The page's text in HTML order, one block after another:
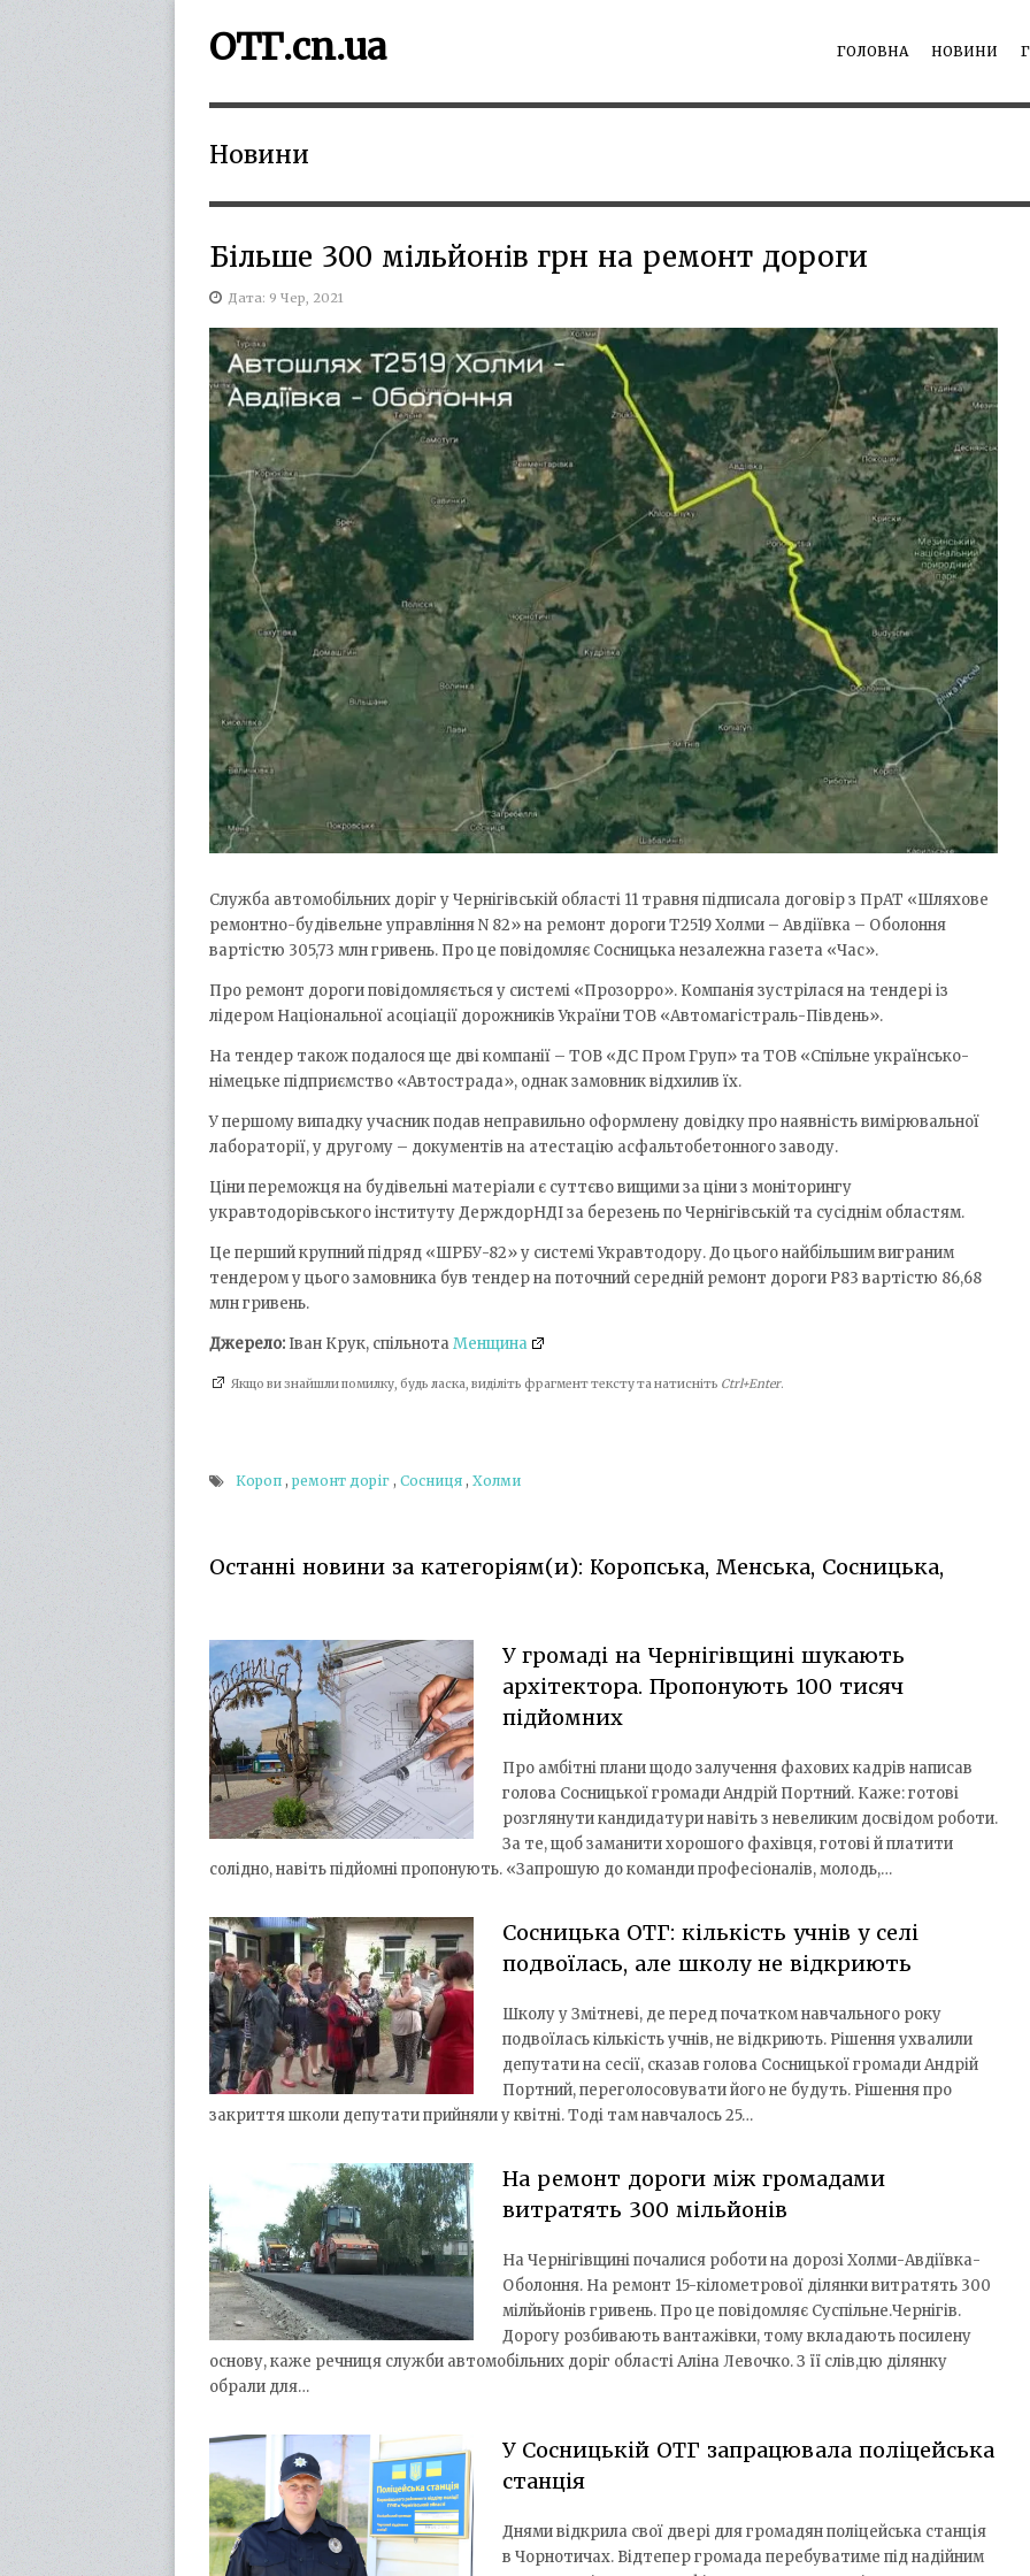
ГОЛОВНА НОВИНИ
ОТГ.cn.ua
Новини
Більше 300 мільйонів грн на ремонт дороги
Дата: 9 Чер, 2021
Служба автомобільних доріг у Чернігівській області 11 травня підписала договір з ПрАТ «Шляхове
ремонтно-­будівельне управління N 82» на ремонт дороги Т­25­19 Холми – ­Авдіївка – ­Оболоння
вартістю 305,73 млн гривень. Про це повідомляє Сосницька незалежна газета «Час».
Про ремонт дороги повідомляється у системі «Прозорро». Компанія зустрілася на тендері із
лідером Національної асоціації дорожників України ТОВ «Автомагістраль-Південь».
На тендер також подалося ще дві компанії – ТОВ «ДС Пром Груп» та ТОВ «Спільне українсько­
німецьке підприємство «Автострада», однак замовник відхилив їх.
У першому випадку учасник подав неправильно оформлену довідку про наявність вимірювальної
лабораторії, у другому – документів на атестацію асфальтобетонного заводу.
Ціни переможця на будівельні матеріали є суттєво вищими за ціни з моніторингу
укравтодорівського інституту ДерждорНДІ за березень по Чернігівській та сусіднім областям.
Це перший крупний підряд «ШРБУ-82» у системі Укравтодору. До цього найбільшим виграним
тендером у цього замовника був тендер на поточний середній ремонт дороги Р­83 вартістю 86,68
млн гривень.
Джерело:Іван Крук, спільнотаМенщина
Якщо ви знайшли помилку, будь ласка, виділіть фрагмент тексту та натисніть Ctrl+Enter.
Короп , ремонт доріг , Сосниця , Холми
Останні новини за категоріям(и): Коропська, Менська, Сосницька,
У громаді на Чернігівщині шукають
архітектора. Пропонують 100 тисяч
підйомних
Про амбітні плани щодо залучення фахових кадрів написав
голова Сосницької громади Андрій Портний. Каже: готові
розглянути кандидатури навіть з невеликим досвідом роботи.
За те, щоб заманити хорошого фахівця, готові й платити
солідно, навіть підйомні пропонують. «Запрошую до команди професіоналів, молодь,…
Сосницька ОТГ: кількість учнів у селі
подвоїлась, але школу не відкриють
Школу у Змітневі, де перед початком навчального року
подвоїлась кількість учнів, не відкриють. Рішення ухвалили
депутати на сесії, сказав голова Сосницької громади Андрій
Портний, переголосовувати його не будуть. Рішення про
закриття школи депутати прийняли у квітні. Тоді там навчалось 25…
На ремонт дороги між громадами
витратять 300 мільйонів
На Чернігівщині почалися роботи на дорозі Холми-Авдіївка-
Оболоння. На ремонт 15-кілометрової ділянки витратять 300
мілйьйонів гривень. Про це повідомляє Суспільне.Чернігів.
Дорогу розбивають вантажівки, тому вкладають посилену
основу, каже речниця служби автомобільних доріг області Аліна Левочко. З її слів,цю ділянку
обрали для…
У Сосницькій ОТГ запрацювала поліцейська
станція
Днями відкрила свої двері для громадян поліцейська станція
в Чорнотичах. Відтепер громада перебуватиме під надійним